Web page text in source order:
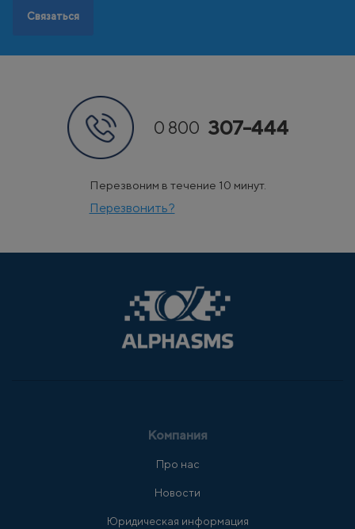
Связаться
0 800 307-444
Перезвоним в течение 10 минут.
Перезвонить?
Компания
Про нас
Новости
Юридическая информация